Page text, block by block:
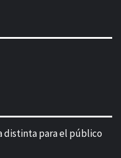
distinta para el público